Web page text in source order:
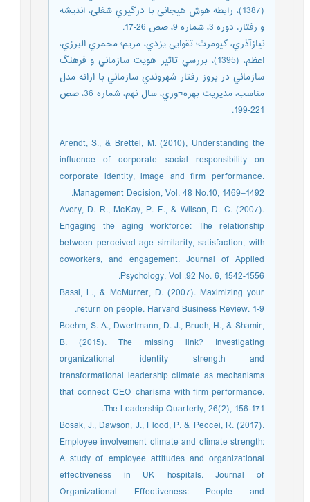
(1387)، رابطه هوش هيجاني با درگيري شغلي، انديشه
و رفتار، دوره 3، شماره 9، صص 26-17.
نيازآذري، کيومرث؛ تقوايي يزدي، مريم؛ محمري البرزي،
اعظم، (1395)، بررسي تاثير هويت سازماني و فرهنگ
سازماني در بروز رفتار شهروندي سازماني با ارائه مدل
مناسب، مديريت بهره¬وري، سال نهم، شماره 36، صص
221-199.
Arendt, S., & Brettel, M. (2010), Understanding the
influence of corporate social responsibility on
corporate identity, image and firm performance.
Management Decision, Vol. 48 No.10, 1469–1492.
Avery, D. R., McKay, P. F., & Wilson, D. C. (2007).
Engaging the aging workforce: The relationship
between perceived age similarity, satisfaction, with
coworkers, and engagement. Journal of Applied
Psychology, Vol .92 No. 6, 1542-1556.
Bassi, L., & McMurrer, D. (2007). Maximizing your
return on people. Harvard Business Review. 1-9.
Boehm, S. A., Dwertmann, D. J., Bruch, H., & Shamir,
B. (2015). The missing link? Investigating
organizational identity strength and
transformational leadership climate as mechanisms
that connect CEO charisma with firm performance.
The Leadership Quarterly, 26(2), 156-171.
Bosak, J., Dawson, J., Flood, P. & Peccei, R. (2017).
Employee involvement climate and climate strength:
A study of employee attitudes and organizational
effectiveness in UK hospitals. Journal of
Organizational Effectiveness: People and